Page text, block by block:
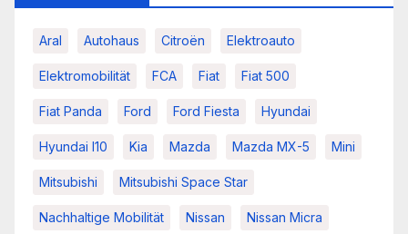
Aral Autohaus Citroën Elektroauto
Elektromobilität FCA Fiat Fiat 500
Fiat Panda Ford Ford Fiesta Hyundai
Hyundai I10 Kia Mazda Mazda MX-5 Mini
Mitsubishi Mitsubishi Space Star
Nachhaltige Mobilität Nissan Nissan Micra